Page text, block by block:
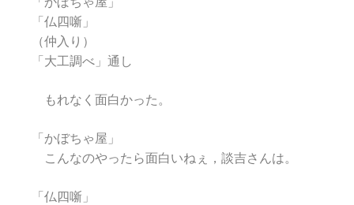
ッ
プ
「仏四噺」
（仲入り）
「大工調べ」通し
もれなく面白かった。
「かぼちゃ屋」
こんなのやったら面白いねぇ，談吉さんは。
「仏四噺」